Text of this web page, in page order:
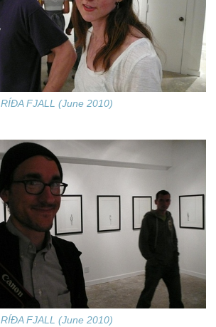
RÍÐA FJALL (June 2010)
RÍÐA FJALL (June 2010)